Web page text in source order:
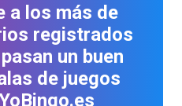
a los más de
registrados
un buen
de juegos